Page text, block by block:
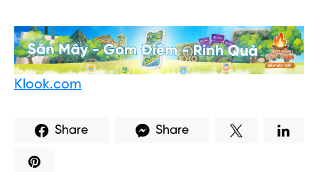
Klook.com
Share Share